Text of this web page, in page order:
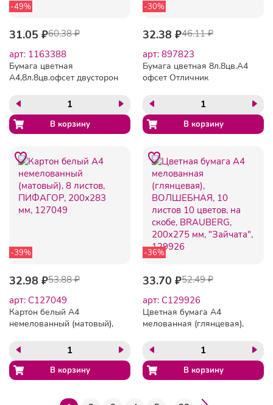
-49%
31.05 ₽60.38 ₽
арт: 1163388
Бумага цветная
А4,8л.8цв.офсет двусторон
С2766
-30%
32.38 ₽46.11 ₽
арт: 897823
Бумага цветная 8л.8цв.А4
офсет Отличник
-39%
32.98 ₽53.88 ₽
арт: C127049
Картон белый А4
немелованный (матовый),
200х283 мм, 127049
-36%
33.70 ₽52.49 ₽
арт: C129926
Цветная бумага А4
мелованная (глянцевая),
10 цветов, на скобе,
BRAUBERG, 200х275 мм,
"Зайчата", 129926